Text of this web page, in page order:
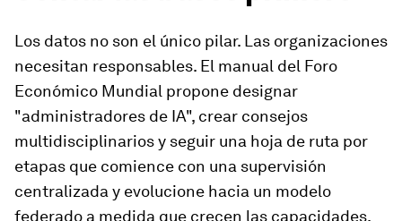
Los datos no son el único pilar. Las organizaciones
necesitan responsables. El manual del Foro
Económico Mundial propone designar
"administradores de IA", crear consejos
multidisciplinarios y seguir una hoja de ruta por
etapas que comience con una supervisión
centralizada y evolucione hacia un modelo
federado a medida que crecen las capacidades.